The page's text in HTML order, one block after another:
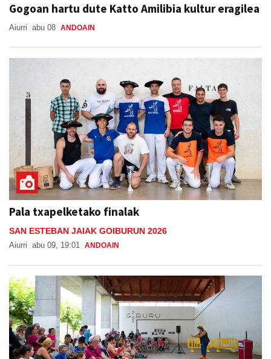
Gogoan hartu dute Katto Amilibia kultur eragilea
Aiurri abu 08 ANDOAIN
Pala txapelketako finalak
SAN ESTEBAN JAIAK GOIBURUN 2026
Aiurri abu 09, 19:01 ANDOAIN